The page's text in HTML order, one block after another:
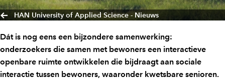
HAN University of Applied Science - Nieuws
Dát is nog eens een bijzondere samenwerking:
onderzoekers die samen met bewoners een interactieve
openbare ruimte ontwikkelen die bijdraagt aan sociale
interactie tussen bewoners, waaronder kwetsbare senioren.